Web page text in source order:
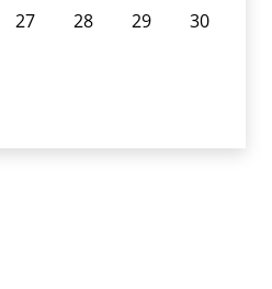
27 28 29
30